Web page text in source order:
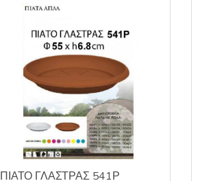
ΠΙΑΤΟ ΓΛΑΣΤΡΑΣ 541Ρ